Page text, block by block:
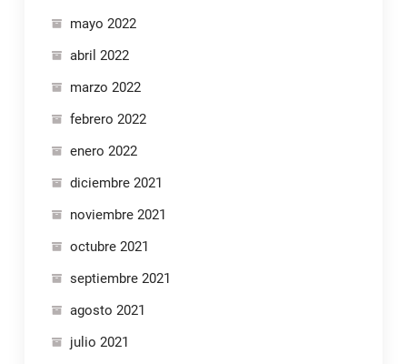
mayo 2022
abril 2022
marzo 2022
febrero 2022
enero 2022
diciembre 2021
noviembre 2021
octubre 2021
septiembre 2021
agosto 2021
julio 2021